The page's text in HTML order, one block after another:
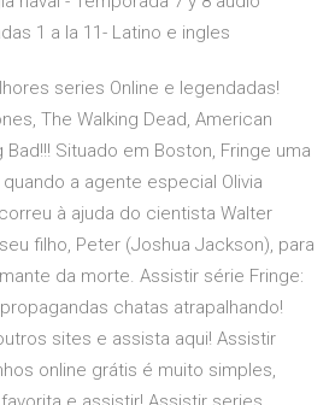
1 a la 11- Latino e ingles
series Online e legendadas!
The Walking Dead, American
Situado em Boston, Fringe uma
a agente especial Olivia
à ajuda do cientista Walter
filho, Peter (Joshua Jackson), para
da morte. Assistir série Fringe:
chatas atrapalhando!
sites e assista aqui! Assistir
online grátis é muito simples,